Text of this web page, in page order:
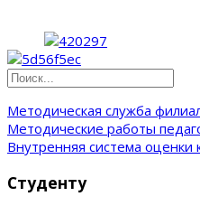
Методическая служба
Методические работы
Внутренняя система оценки
Студенту